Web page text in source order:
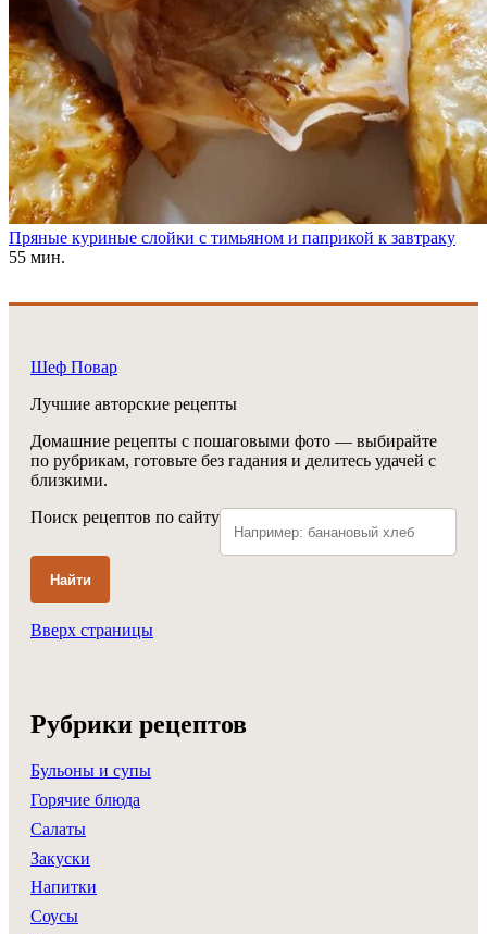
Пряные куриные слойки с тимьяном и паприкой к завтраку
55 мин.
Шеф Повар
Лучшие авторские рецепты
Домашние рецепты с пошаговыми фото — выбирайте
по рубрикам, готовьте без гадания и делитесь удачей с
близкими.
Поиск рецептов по сайту
Найти
Вверх страницы
Рубрики рецептов
Бульоны и супы
Горячие блюда
Салаты
Закуски
Напитки
Соусы